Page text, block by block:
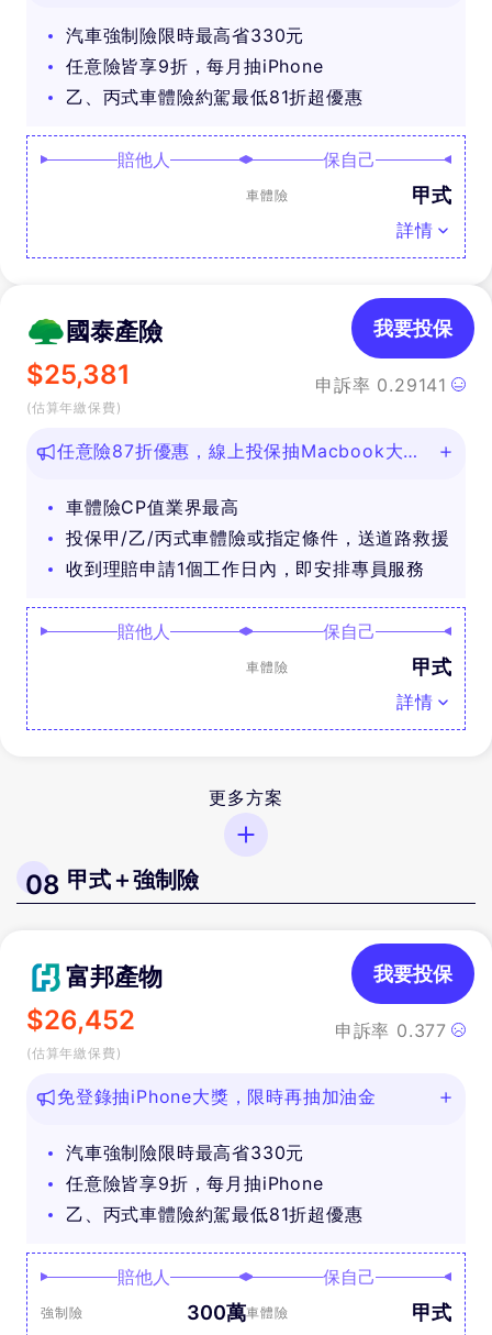
汽車強制險限時最高省330元
任意險皆享9折，每月抽iPhone
乙、丙式車體險約駕最低81折超優惠
賠他人 保自己
車體險 甲式
詳情
國泰產險
$25,381
(估算年繳保費)
申訴率 0.29141
我要投保
任意險87折優惠，線上投保抽Macbook大
車體險CP值業界最高
投保甲/乙/丙式車體險或指定條件，送道路救援
收到理賠申請1個工作日內，即安排專員服務
賠他人 保自己
車體險 甲式
詳情
更多方案
08 甲式＋強制險
富邦產物
$26,452
(估算年繳保費)
申訴率 0.377
我要投保
免登錄抽iPhone大獎，限時再抽加油金
汽車強制險限時最高省330元
任意險皆享9折，每月抽iPhone
乙、丙式車體險約駕最低81折超優惠
賠他人
強制險 300萬
保自己
車體險 甲式